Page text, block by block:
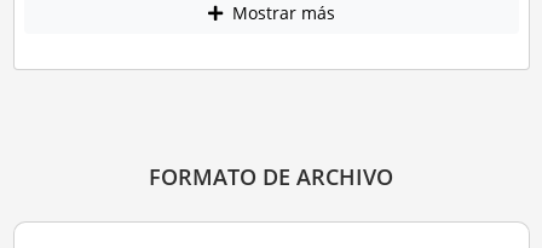
Mostrar más
FORMATO DE ARCHIVO